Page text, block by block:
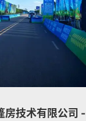
房技术有限公司 -